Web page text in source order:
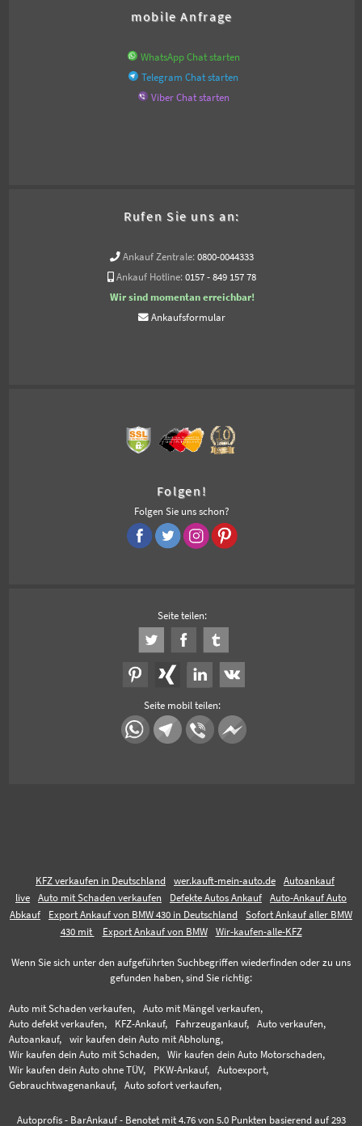
mobile Anfrage
WhatsApp Chat starten
Telegram Chat starten
Viber Chat starten
Rufen Sie uns an:
Ankauf Zentrale: 0800-0044333
Ankauf Hotline: 0157 - 849 157 78
Wir sind momentan erreichbar!
Ankaufsformular
Folgen!
Folgen Sie uns schon?
Seite teilen:
Seite mobil teilen:
KFZ verkaufen in Deutschland wer.kauft-mein-auto.de
Autoankauf
live
Auto mit Schaden verkaufen Defekte Autos Ankauf
Auto-Ankauf Auto
Abkauf
Export Ankauf von BMW 430 in Deutschland
Sofort Ankauf aller BMW
430 mit
Export Ankauf von BMW Wir-kaufen-alle-KFZ
Wenn Sie sich unter den aufgeführten Suchbegriffen wiederfinden oder zu uns
gefunden haben, sind Sie richtig:
Auto mit Schaden verkaufen,
Auto mit Mängel verkaufen,
Auto defekt verkaufen,
KFZ-Ankauf, Fahrzeugankauf,
Auto verkaufen,
Autoankauf,
wir kaufen dein Auto mit Abholung,
Wir kaufen dein Auto mit Schaden,
Wir kaufen dein Auto Motorschaden,
Wir kaufen dein Auto ohne TÜV,
PKW-Ankauf,
Autoexport,
Gebrauchtwagenankauf,
Auto sofort verkaufen,
Autoprofis - BarAnkauf- Benotet mit 4.76von 5.0 Punkten basierend auf 293